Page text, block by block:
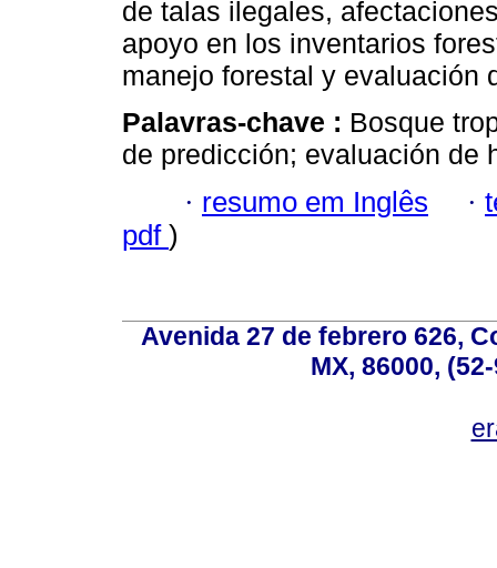
de talas ilegales,
apoyo en los inventarios
manejo forestal y evaluación
Palavras-chave : Bosque
de predicción; evaluación de
· resumo em Inglês ·
pdf )
Avenida 27 de febrero 626,
MX, 86000,